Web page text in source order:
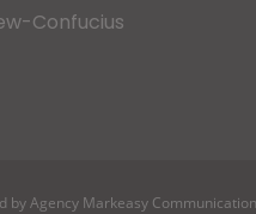
Confucius
by Agency Markeasy Communication